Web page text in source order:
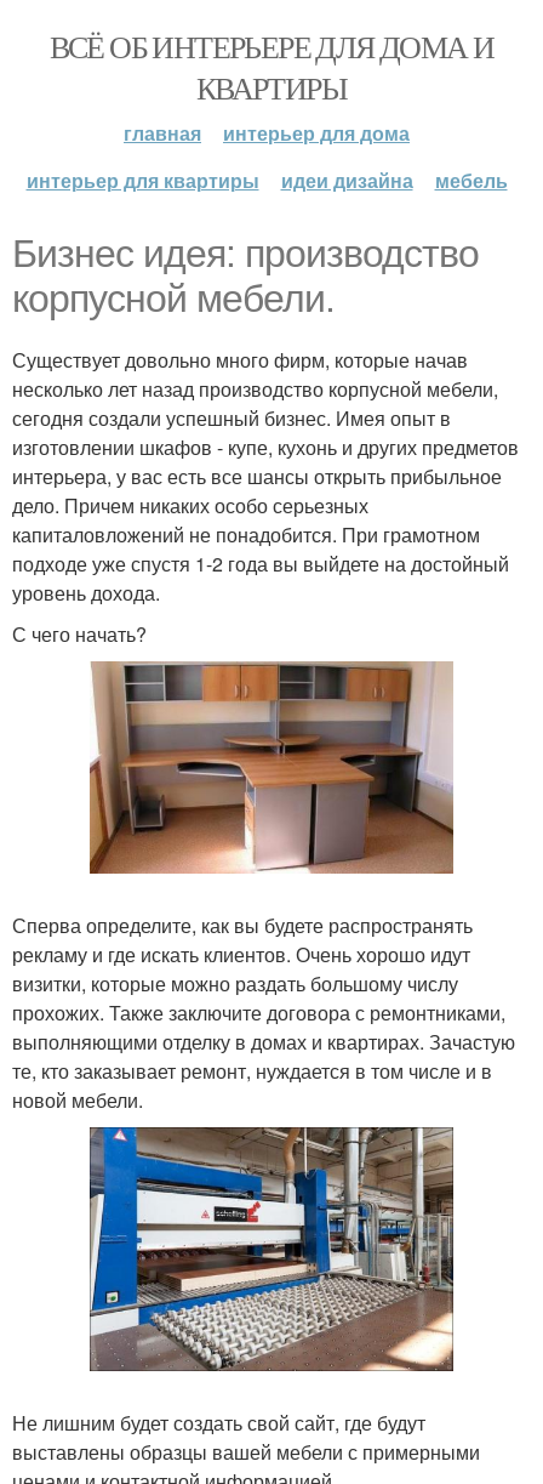
ВСЁ ОБ ИНТЕРЬЕРЕ ДЛЯ ДОМА И
КВАРТИРЫ
главная
интерьер для дома
интерьер для квартиры
идеи дизайна мебель
Бизнес идея: производство
корпусной мебели.
Существует довольно много фирм, которые начав
несколько лет назад производство корпусной мебели,
сегодня создали успешный бизнес. Имея опыт в
изготовлении шкафов - купе, кухонь и других предметов
интерьера, у вас есть все шансы открыть прибыльное
дело. Причем никаких особо серьезных
капиталовложений не понадобится. При грамотном
подходе уже спустя 1-2 года вы выйдете на достойный
уровень дохода.
С чего начать?
Сперва определите, как вы будете распространять
рекламу и где искать клиентов. Очень хорошо идут
визитки, которые можно раздать большому числу
прохожих. Также заключите договора с ремонтниками,
выполняющими отделку в домах и квартирах. Зачастую
те, кто заказывает ремонт, нуждается в том числе и в
новой мебели.
Не лишним будет создать свой сайт, где будут
выставлены образцы вашей мебели с примерными